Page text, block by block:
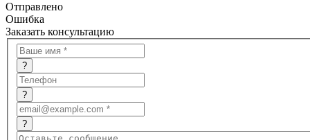
Отправлено
Ошибка
Заказать консультацию
?
?
?